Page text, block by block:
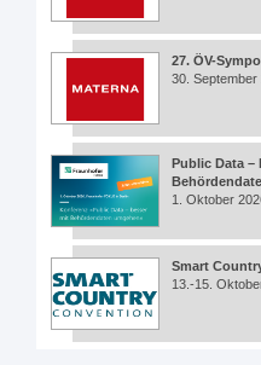
27. ÖV-
30.
Public Data –
1. Oktober
Smart
13.-15.